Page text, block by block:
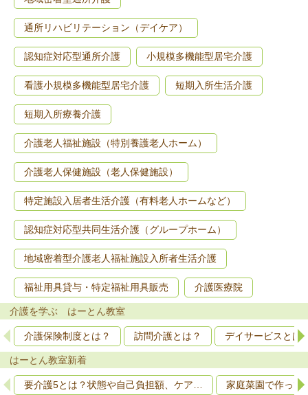
通所リハビリテーション（デイケア）
認知症対応型通所介護 小規模多機能型居宅介護
看護小規模多機能型居宅介護 短期入所生活介護
短期入所療養介護
介護老人福祉施設（特別養護老人ホーム）
介護老人保健施設（老人保健施設）
特定施設入居者生活介護（有料老人ホームなど）
認知症対応型共同生活介護（グループホーム）
地域密着型介護老人福祉施設入所者生活介護
福祉用具貸与・特定福祉用具販売 介護医療院
介護を学ぶ はーとん教室
介護保険制度とは？ 訪問介護とは？ デイサービスとは
はーとん教室新着
要介護5とは？状態や自己負担額、ケア… 家庭菜園で作っ